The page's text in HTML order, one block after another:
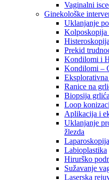
Vaginalni
Ginekološke
Uklanjanje
Kolposkopija
Prekid
Kondilomi i
Kondilomi –
Ranice na
Biopsija
Loop
Aplikacija i
Uklanjanje
žlezda
Laparoskopija
Labioplastika
Hirurško
Sužavanje
Laserska